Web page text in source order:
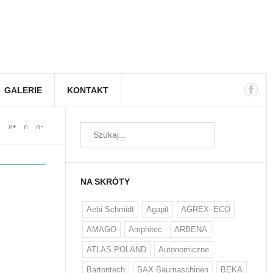
GALERIE KONTAKT
NA SKRÓTY
Aebi Schmidt Agapit AGREX–ECO
AMAGO Amphitec ARBENA
ATLAS POLAND Autonomiczne
Bartontech BAX Baumaschinen BEKA